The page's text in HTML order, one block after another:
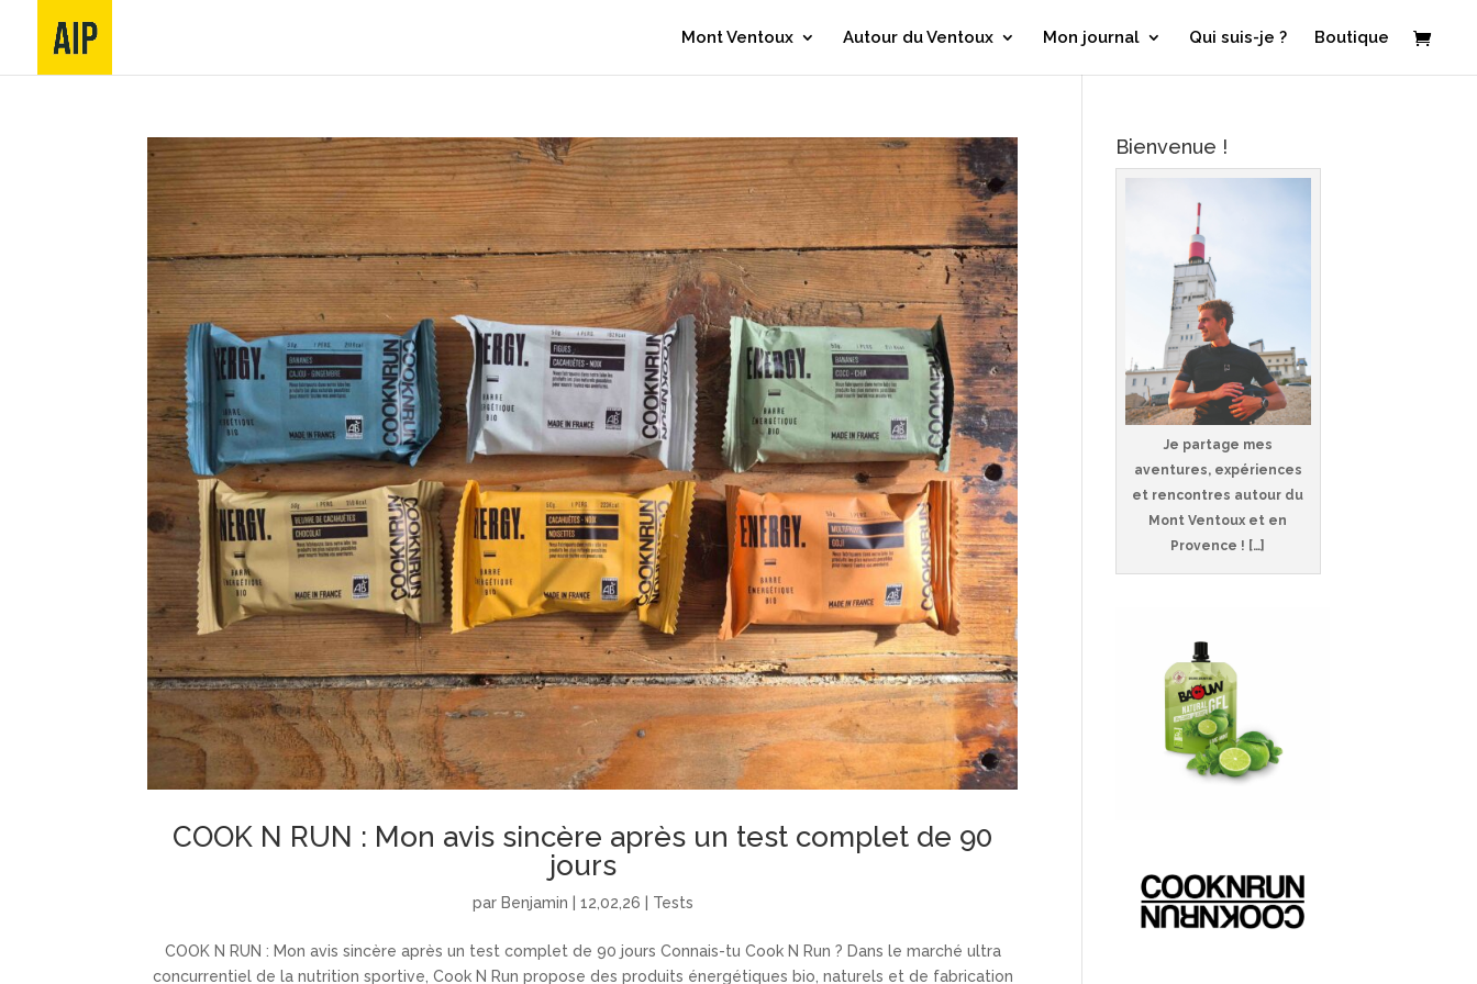
Mont Ventoux Autour du Ventoux Mon journal Qui suis-je ? Boutique
COOK N RUN : Mon avis sincère après un test complet de 90
jours
par Benjamin 12,02,26 Tests
COOK N RUN : Mon avis sincère après un test complet de 90 jours Connais-tu Cook N Run ? Dans le marché ultra
concurrentiel de la nutrition sportive, Cook N Run propose des produits énergétiques bio, naturels et de fabrication
Bienvenue !
Je partage mes
aventures, expériences
et rencontres autour du
Mont Ventoux et en
Provence ! […]